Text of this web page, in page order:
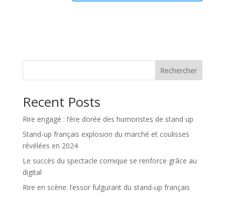
Rechercher
Recent Posts
Rire engagé : l’ère dorée des humoristes de stand up
Stand-up français explosion du marché et coulisses
révélées en 2024
Le succès du spectacle comique se renforce grâce au
digital
Rire en scène: l’essor fulgurant du stand-up français